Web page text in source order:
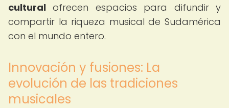
cultural ofrecen espacios para difundir y
compartir la riqueza musical de Sudamérica
con el mundo entero.
Innovación y fusiones: La
evolución de las tradiciones
musicales